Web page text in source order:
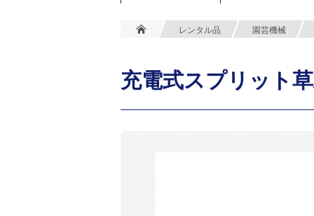
レンタル品 園芸機械
充電式スプリット